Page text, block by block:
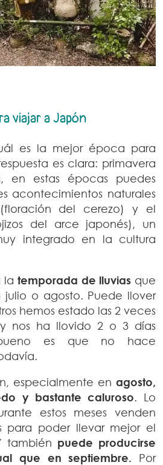
viajar a Japón
es la mejor época para
es clara: primavera
en estas épocas puedes
acontecimientos naturales
del cerezo) y el
del arce japonés), un
integrado en la cultura
la temporada de lluvias que
julio o agosto. Puede llover
hemos estado las 2 veces
nos ha llovido 2 o 3 días
es que no hace
especialmente en agosto,
y bastante caluroso. Lo
estos meses venden
para poder llevar mejor el
también puede producirse
que en septiembre. Por